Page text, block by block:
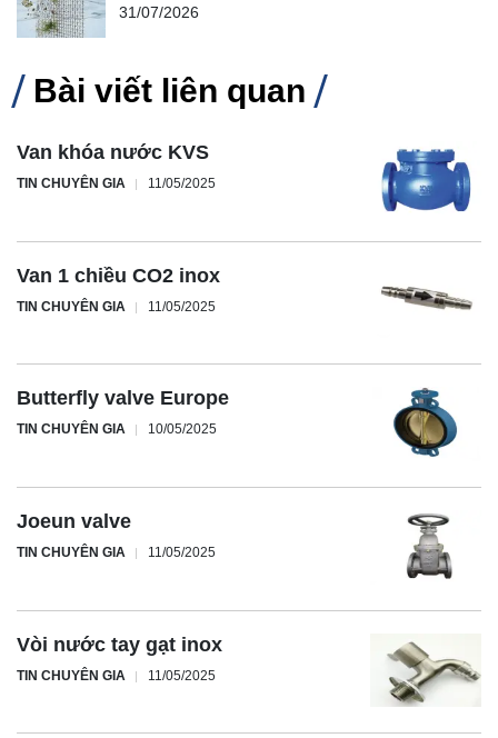
31/07/2026
Bài viết liên quan
Van khóa nước KVS
TIN CHUYÊN GIA 11/05/2025
Van 1 chiều CO2 inox
TIN CHUYÊN GIA 11/05/2025
Butterfly valve Europe
TIN CHUYÊN GIA 10/05/2025
Joeun valve
TIN CHUYÊN GIA 11/05/2025
Vòi nước tay gạt inox
TIN CHUYÊN GIA 11/05/2025